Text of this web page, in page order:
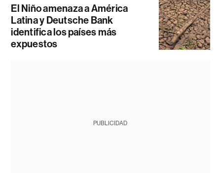
El Niño amenaza a América
Latina y Deutsche Bank
identifica los países más
expuestos
PUBLICIDAD